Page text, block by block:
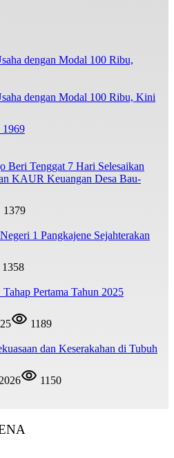
dengan Modal 100 Ribu, Kini
1969
Beri Tenggat 7 Hari Selesaikan
KAUR Keuangan Desa Bau-
1379
1 Pangkajene Sejahterakan
1358
Pertama Tahun 2025
1189
dan Keserakahan di Tubuh
1150